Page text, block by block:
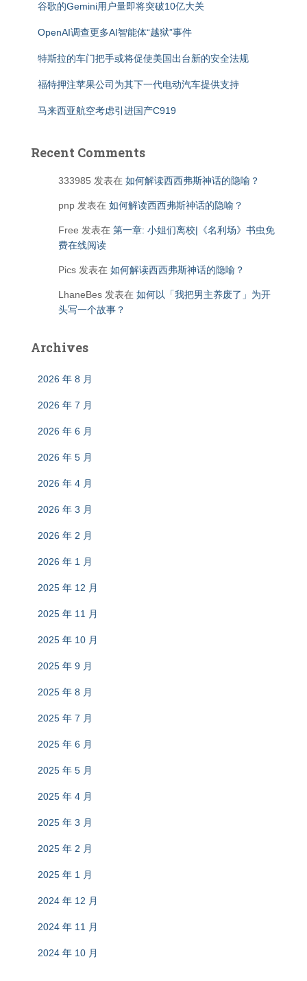
谷歌的Gemini用户量即将突破10亿大关
OpenAI调查更多AI智能体“越狱”事件
特斯拉的车门把手或将促使美国出台新的安全法规
福特押注苹果公司为其下一代电动汽车提供支持
马来西亚航空考虑引进国产C919
Recent Comments
333985 发表在 如何解读西西弗斯神话的隐喻？
pnp 发表在 如何解读西西弗斯神话的隐喻？
Free 发表在 第一章: 小姐们离校|《名利场》书虫免
费在线阅读
Pics 发表在 如何解读西西弗斯神话的隐喻？
LhaneBes 发表在 如何以「我把男主养废了」为开
头写一个故事？
Archives
2026 年 8 月
2026 年 7 月
2026 年 6 月
2026 年 5 月
2026 年 4 月
2026 年 3 月
2026 年 2 月
2026 年 1 月
2025 年 12 月
2025 年 11 月
2025 年 10 月
2025 年 9 月
2025 年 8 月
2025 年 7 月
2025 年 6 月
2025 年 5 月
2025 年 4 月
2025 年 3 月
2025 年 2 月
2025 年 1 月
2024 年 12 月
2024 年 11 月
2024 年 10 月